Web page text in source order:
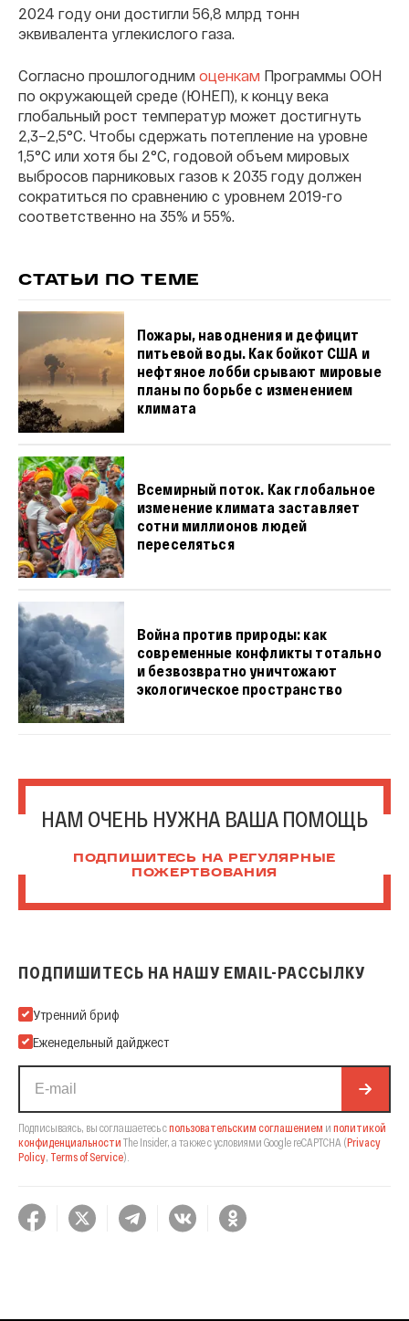
2024 году они достигли 56,8 млрд тонн
эквивалента углекислого газа.
Согласно прошлогодним оценкам Программы ООН
по окружающей среде (ЮНЕП), к концу века
глобальный рост температур может достигнуть
2,3–2,5°C. Чтобы сдержать потепление на уровне
1,5°C или хотя бы 2°C, годовой объем мировых
выбросов парниковых газов к 2035 году должен
сократиться по сравнению с уровнем 2019-го
соответственно на 35% и 55%.
СТАТЬИ ПО ТЕМЕ
Пожары, наводнения и дефицит
питьевой воды. Как бойкот США и
нефтяное лобби срывают мировые
планы по борьбе с изменением
климата
Всемирный поток. Как глобальное
изменение климата заставляет
сотни миллионов людей
переселяться
Война против природы: как
современные конфликты тотально
и безвозвратно уничтожают
экологическое пространство
НАМ ОЧЕНЬ НУЖНА ВАША ПОМОЩЬ
ПОДПИШИТЕСЬ НА РЕГУЛЯРНЫЕ
ПОЖЕРТВОВАНИЯ
ПОДПИШИТЕСЬ НА НАШУ EMAIL-РАССЫЛКУ
Подпишитесь на нашу Email-рассылку
Утренний бриф
Еженедельный дайджест
Подписываясь, вы соглашаетесь спользовательским соглашением и политикой
конфиденциальности The Insider, а также с условиями Google reCAPTCHA (Privacy
Policy Terms of Service).